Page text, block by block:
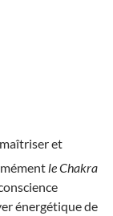
et
le Chakra
énergétique de